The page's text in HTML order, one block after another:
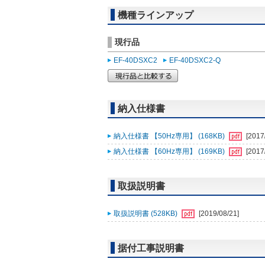
機種ラインアップ
現行品
EF-40DSXC2 EF-40DSXC2-Q
納入仕様書
納入仕様書 【50Hz専用】 (168KB)
納入仕様書 【60Hz専用】 (169KB)
取扱説明書
取扱説明書 (528KB) [2019/08/21]
据付工事説明書